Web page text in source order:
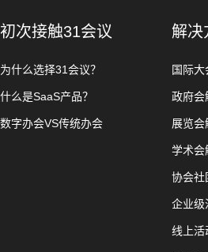
初次接触31会议
为什么选择31会议？
什么是SaaS产品？
数字办会VS传统办会
解决
国际
政府会
展览会
学术会
协会社
企业级
线上活